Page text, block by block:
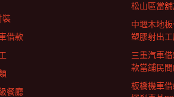
松山區當
中壢木地
塑膠射出
三重汽車
款當舖民
板橋機車
裝
借款
餐廳